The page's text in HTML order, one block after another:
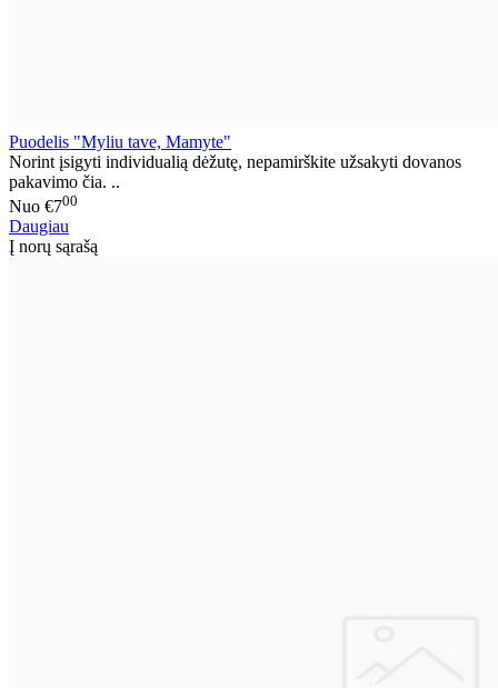
Puodelis "Myliu tave, Mamyte"
Norint įsigyti individualią dėžutę, nepamirškite užsakyti dovanos
pakavimo čia. ..
Nuo €700
Daugiau
Į norų sąrašą